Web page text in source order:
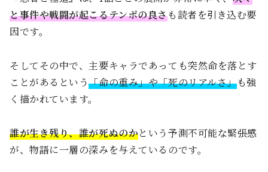
と事件や戦闘が起こるテンポの良さも読者を引き込む要
因です。
そしてその中で、主要キャラであっても突然命を落とす
ことがあるという「命の重み」や「死のリアルさ」も強
く描かれています。
誰が生き残り、誰が死ぬのかという予測不可能な緊張感
が、物語に一層の深みを与えているのです。